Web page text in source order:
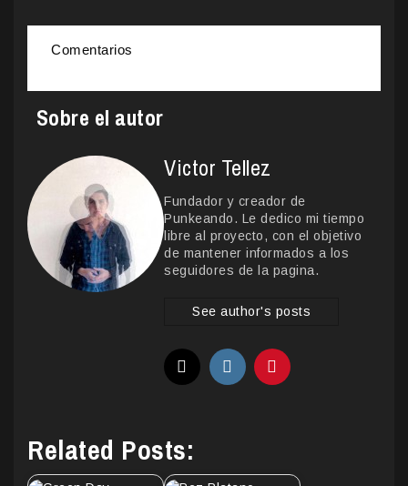
Comentarios
Sobre el autor
Victor Tellez
Fundador y creador de
Punkeando. Le dedico mi tiempo
libre al proyecto, con el objetivo
de mantener informados a los
seguidores de la pagina.
See author's posts
Related Posts: